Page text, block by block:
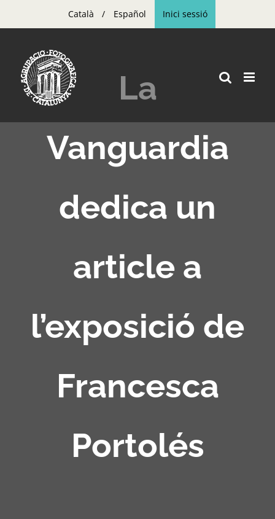
to
content
Català Español Inici sessió
La
Vanguardia
dedica un
article a
l’exposició de
Francesca
Portolés